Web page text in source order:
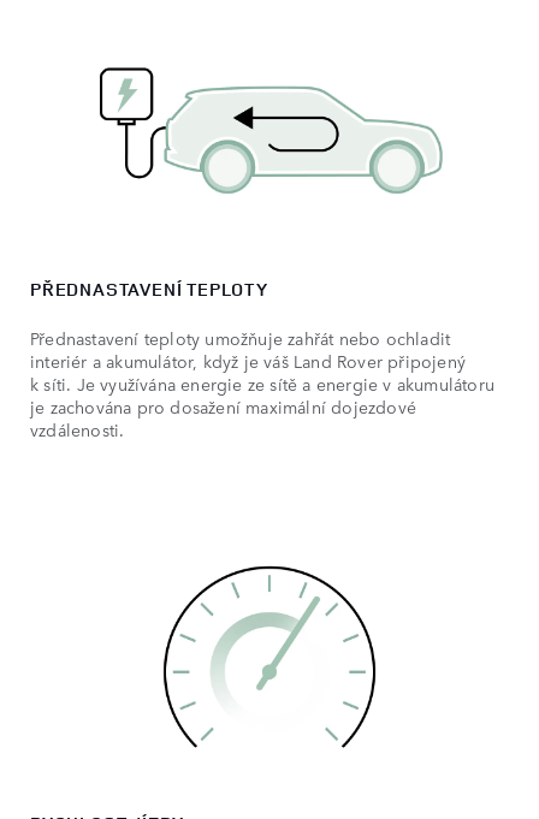
PŘEDNASTAVENÍ TEPLOTY
Přednastavení teploty umožňuje zahřát nebo ochladit
interiér a akumulátor, když je váš Land Rover připojený
k síti. Je využívána energie ze sítě a energie v akumulátoru
je zachována pro dosažení maximální dojezdové
vzdálenosti.